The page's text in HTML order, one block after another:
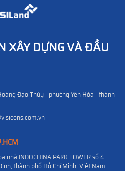
XÂY DỰNG VÀ ĐẦU
Đạo Thúy - phường Yên Hòa - thành
nhà INDOCHINA PARK TOWER số 4
thành phố Hồ Chí Minh, Việt Nam